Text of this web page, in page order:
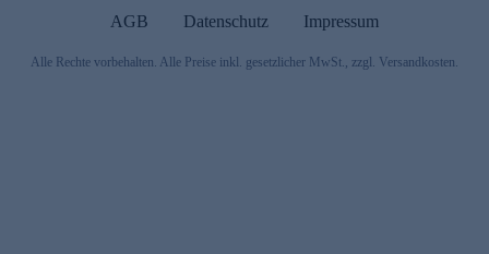
AGB Datenschutz Impressum
Alle Rechte vorbehalten. Alle Preise inkl. gesetzlicher MwSt., zzgl. Versandkosten.